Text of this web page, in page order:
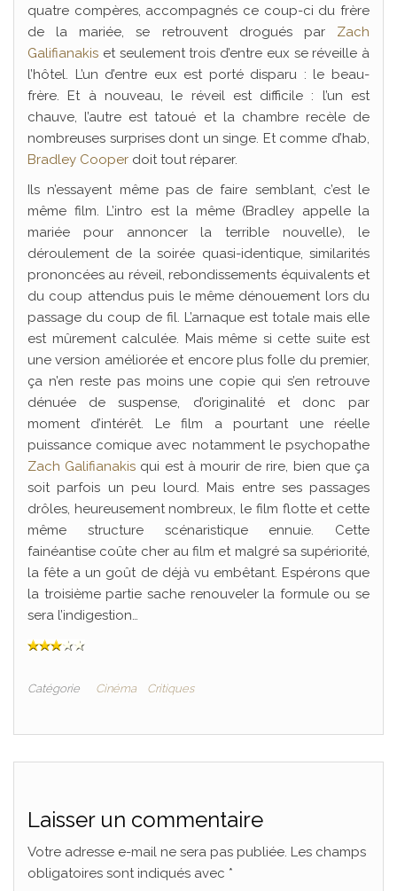
quatre compères, accompagnés ce coup-ci du frère
de la mariée, se retrouvent drogués par Zach
Galifianakis et seulement trois d’entre eux se réveille à
l’hôtel. L’un d’entre eux est porté disparu : le beau-
frère. Et à nouveau, le réveil est difficile : l’un est
chauve, l’autre est tatoué et la chambre recèle de
nombreuses surprises dont un singe. Et comme d’hab,
Bradley Cooper doit tout réparer.
Ils n’essayent même pas de faire semblant, c’est le
même film. L’intro est la même (Bradley appelle la
mariée pour annoncer la terrible nouvelle), le
déroulement de la soirée quasi-identique, similarités
prononcées au réveil, rebondissements équivalents et
du coup attendus puis le même dénouement lors du
passage du coup de fil. L’arnaque est totale mais elle
est mûrement calculée. Mais même si cette suite est
une version améliorée et encore plus folle du premier,
ça n’en reste pas moins une copie qui s’en retrouve
dénuée de suspense, d’originalité et donc par
moment d’intérêt. Le film a pourtant une réelle
puissance comique avec notamment le psychopathe
Zach Galifianakis qui est à mourir de rire, bien que ça
soit parfois un peu lourd. Mais entre ses passages
drôles, heureusement nombreux, le film flotte et cette
même structure scénaristique ennuie. Cette
fainéantise coûte cher au film et malgré sa supériorité,
la fête a un goût de déjà vu embêtant. Espérons que
la troisième partie sache renouveler la formule ou se
sera l’indigestion…
Catégorie Cinéma Critiques
Laisser un commentaire
Votre adresse e-mail ne sera pas publiée. Les champs
obligatoires sont indiqués avec *